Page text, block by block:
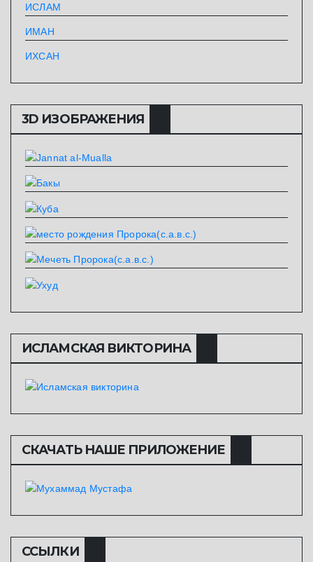
ИСЛАМ
ИМАН
ИХСАН
3D ИЗОБРАЖЕНИЯ
ИСЛАМСКАЯ ВИКТОРИНА
СКАЧАТЬ НАШЕ ПРИЛОЖЕНИЕ
ССЫЛКИ